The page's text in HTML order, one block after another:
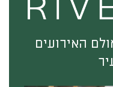
האירועים